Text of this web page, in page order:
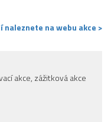
naleznete na webu akce >
akce, zážitková akce